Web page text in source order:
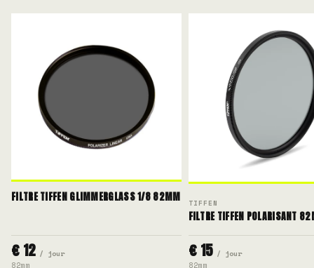
FILTRE TIFFEN GLIMMERGLASS 1/8 82MM
€ 12 / jour
82mm
TIFFEN
FILTRE TIFFEN POLARISANT
€ 15 / jour
82mm